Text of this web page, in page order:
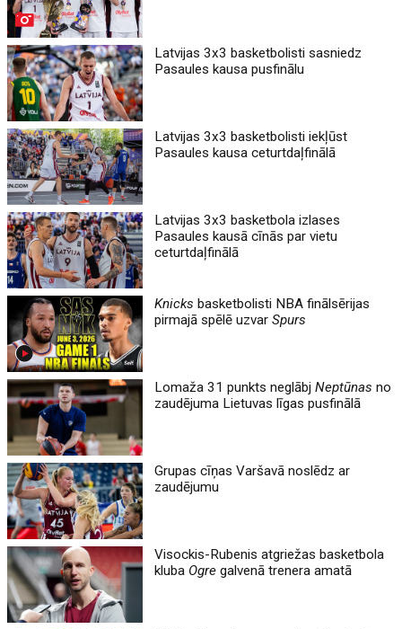
Latvijas 3x3 basketbolisti sasniedz
Pasaules kausa pusfinālu
Latvijas 3x3 basketbolisti iekļūst
Pasaules kausa ceturtdaļfinālā
Latvijas 3x3 basketbola izlases
Pasaules kausā cīnās par vietu
ceturtdaļfinālā
Knicks basketbolisti NBA finālsērijas
pirmajā spēlē uzvarSpurs
Lomaža 31 punkts neglābjNeptūnas no
zaudējuma Lietuvas līgas pusfinālā
Grupas cīņas Varšavā noslēdz ar
zaudējumu
Visockis-Rubenis atgriežas basketbola
kluba Ogre galvenā trenera amatā